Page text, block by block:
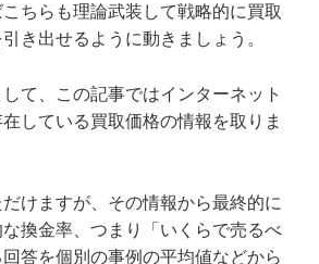
ちらも理論武装して戦略的に買取
き出せるように動きましょう。
て、この記事ではインターネット
在している買取価格の情報を取りま
けますが、その情報から最終的に
換金率、つまり「いくらで売るべ
答を個別の事例の平均値などから